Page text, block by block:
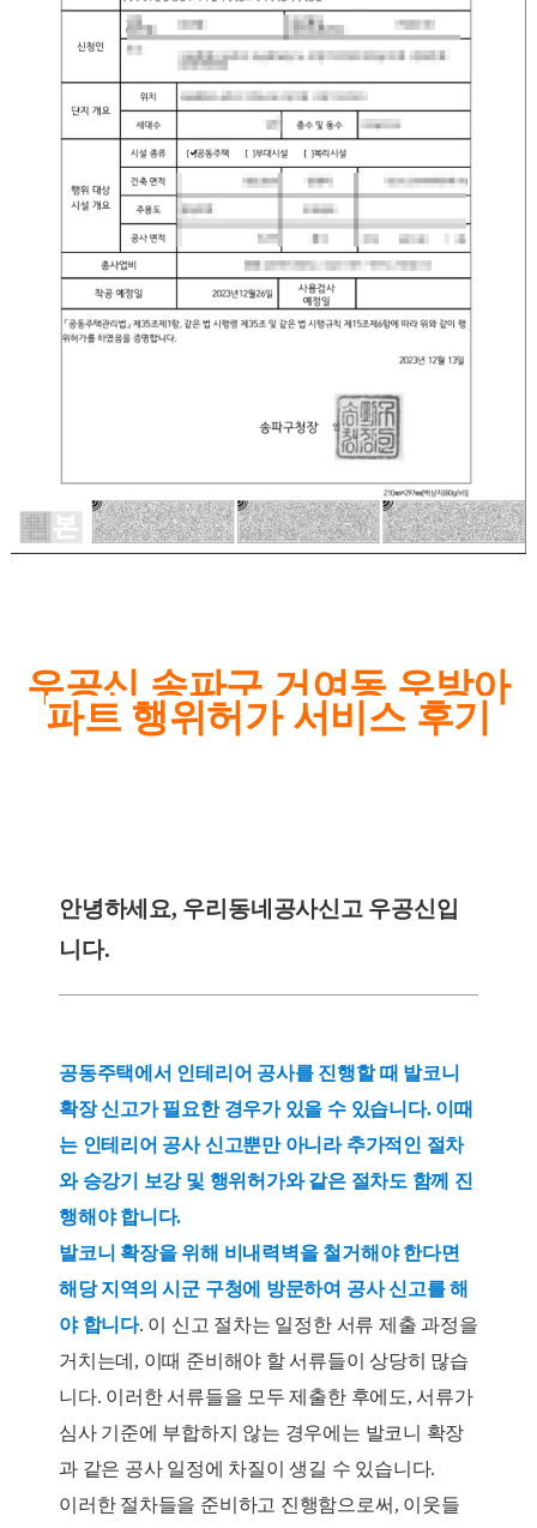
우공신 송파구 거여동 우방아
파트 행위허가 서비스 후기
안녕하세요, 우리동네공사신고 우공신입
니다.
공동주택에서 인테리어 공사를 진행할 때 발코니
확장 신고가 필요한 경우가 있을 수 있습니다. 이때
는 인테리어 공사 신고뿐만 아니라 추가적인 절차
와 승강기 보강 및 행위허가와 같은 절차도 함께 진
행해야 합니다.
발코니 확장을 위해 비내력벽을 철거해야 한다면
해당 지역의 시군 구청에 방문하여 공사 신고를 해
야 합니다. 이 신고 절차는 일정한 서류 제출 과정을
거치는데, 이때 준비해야 할 서류들이 상당히 많습
니다. 이러한 서류들을 모두 제출한 후에도, 서류가
심사 기준에 부합하지 않는 경우에는 발코니 확장
과 같은 공사 일정에 차질이 생길 수 있습니다.
이러한 절차들을 준비하고 진행함으로써, 이웃들